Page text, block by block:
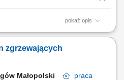
pokaż opis
przy przygotowaniu maszyny
sprzęt i porządek na
fleksograficzna – i z czasem
zgrzewających
Małopolski
praca